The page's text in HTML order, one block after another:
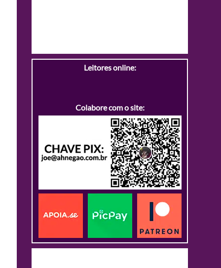
Leitores online:
Colabore com o site: